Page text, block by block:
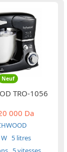
Neuf
TRO-1056
000 Da
5 litres